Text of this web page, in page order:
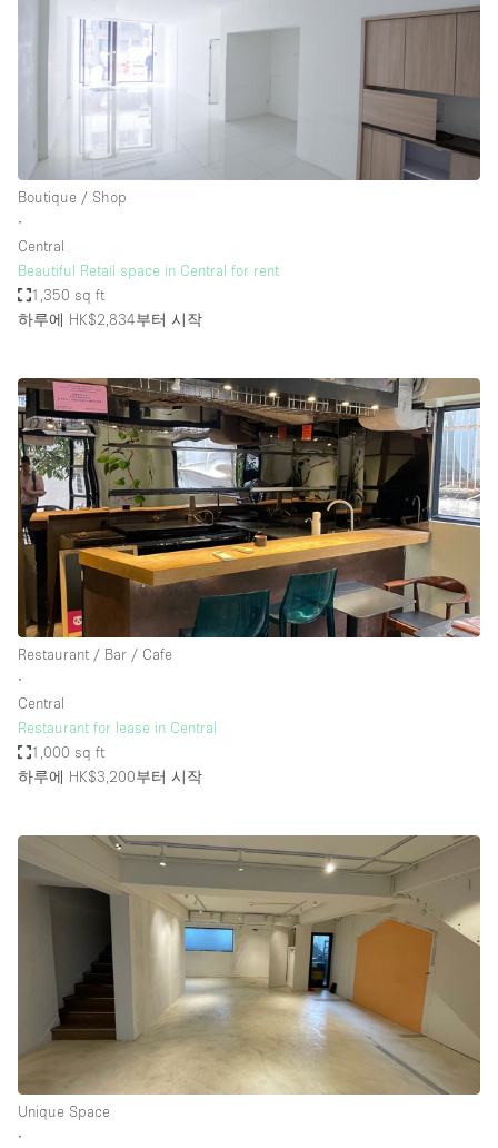
Boutique / Shop
∙
Central
Beautiful Retail space in Central for rent
1,350 sq ft
하루에 HK$2,834부터 시작
Restaurant / Bar / Cafe
∙
Central
Restaurant for lease in Central
1,000 sq ft
하루에 HK$3,200부터 시작
Unique Space
∙